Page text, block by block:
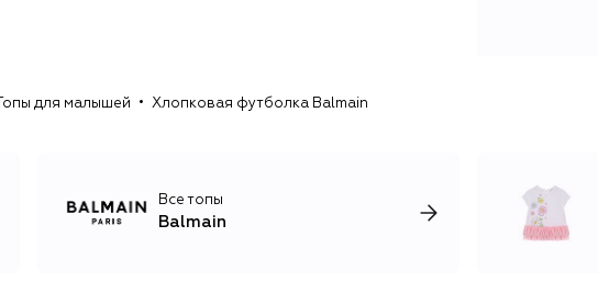
Несмотря на то, что вечерние наряды Balmain
сумки.
Топы для малышей Хлопковая футболка Balmain
Все топы
Balmain